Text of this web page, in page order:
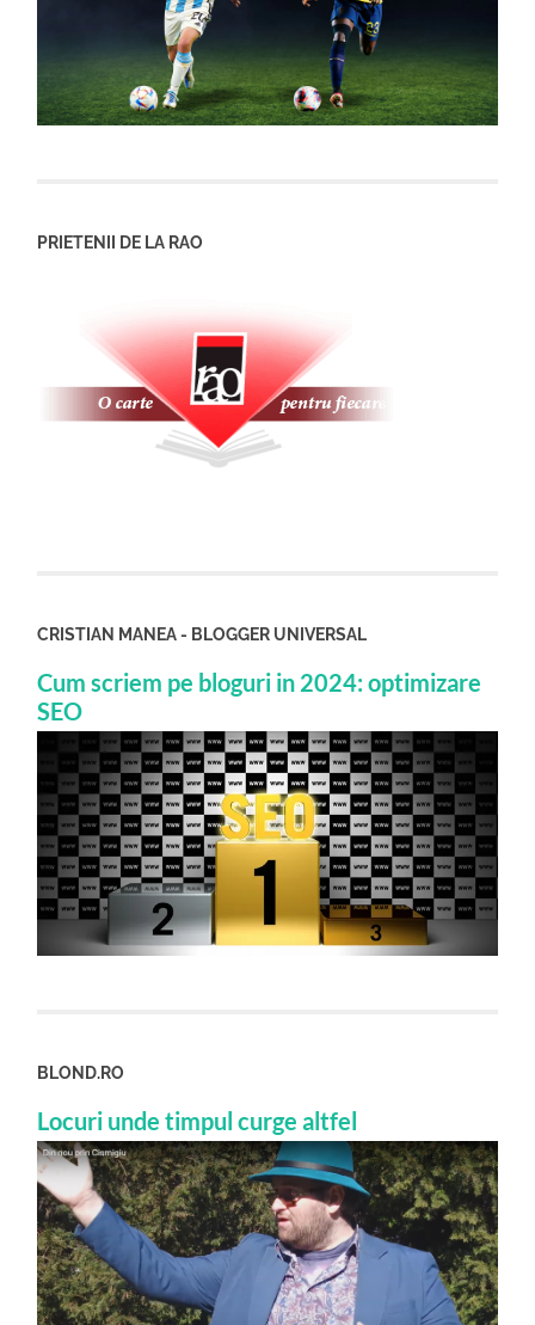
PRIETENII DE LA RAO
CRISTIAN MANEA - BLOGGER UNIVERSAL
Cum scriem pe bloguri in 2024: optimizare
SEO
BLOND.RO
Locuri unde timpul curge altfel